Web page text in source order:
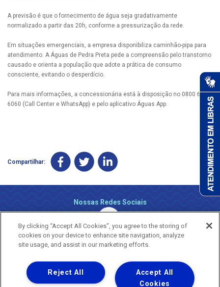
A previsão é que o fornecimento de água seja gradativamente
normalizado a partir das 20h, conforme a pressurização da rede.
Em situações emergenciais, a empresa disponibiliza caminhão-pipa para
atendimento. A Águas de Pedra Preta pede a compreensão pelo transtorno
causado e orienta a população que adote a prática de consumo
consciente, evitando o desperdício.
Para mais informações, a concessionária está à disposição no 0800 647
6060 (Call Center e WhatsApp) e pelo aplicativo Águas App.
Compartilhar:
Nossas Redes Sociais
Uma empresa
Copyright ® 2026 - Todos os Direitos Reservados.
By clicking “Accept All Cookies”, you agree to the storing of
cookies on your device to enhance site navigation, analyze
site usage, and assist in our marketing efforts.
Accept All
Cookies
Reject All